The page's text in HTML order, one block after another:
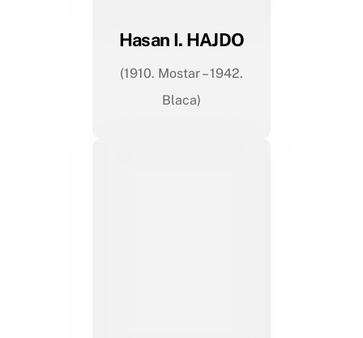
Hasan I. HAJDO
(1910. Mostar – 1942.
Blaca)